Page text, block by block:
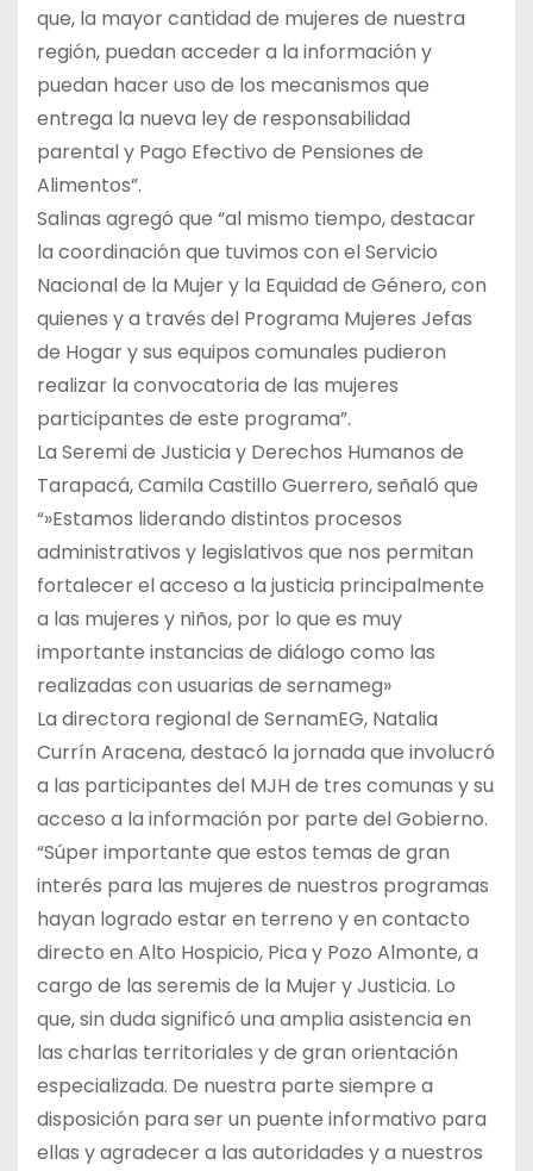
que, la mayor cantidad de mujeres de nuestra
región, puedan acceder a la información y
puedan hacer uso de los mecanismos que
entrega la nueva ley de responsabilidad
parental y Pago Efectivo de Pensiones de
Alimentos”.
Salinas agregó que “al mismo tiempo, destacar
la coordinación que tuvimos con el Servicio
Nacional de la Mujer y la Equidad de Género, con
quienes y a través del Programa Mujeres Jefas
de Hogar y sus equipos comunales pudieron
realizar la convocatoria de las mujeres
participantes de este programa”.
La Seremi de Justicia y Derechos Humanos de
Tarapacá, Camila Castillo Guerrero, señaló que
“»Estamos liderando distintos procesos
administrativos y legislativos que nos permitan
fortalecer el acceso a la justicia principalmente
a las mujeres y niños, por lo que es muy
importante instancias de diálogo como las
realizadas con usuarias de sernameg»
La directora regional de SernamEG, Natalia
Currín Aracena, destacó la jornada que involucró
a las participantes del MJH de tres comunas y su
acceso a la información por parte del Gobierno.
“Súper importante que estos temas de gran
interés para las mujeres de nuestros programas
hayan logrado estar en terreno y en contacto
directo en Alto Hospicio, Pica y Pozo Almonte, a
cargo de las seremis de la Mujer y Justicia. Lo
que, sin duda significó una amplia asistencia en
las charlas territoriales y de gran orientación
especializada. De nuestra parte siempre a
disposición para ser un puente informativo para
ellas y agradecer a las autoridades y a nuestros